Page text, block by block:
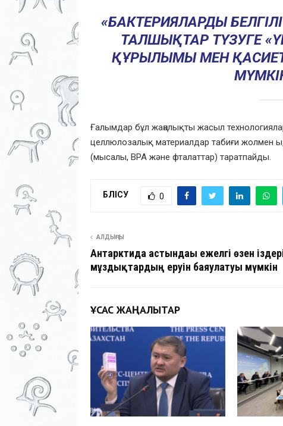
«БАКТЕРИЯЛАРДЫ
ТАЛШЫҚТАР ТҮЗУГЕ
ҚҰРЫЛЫМЫ МЕН
Ғалымдар бұл жаңалықты жасыл
целлюлозалық материалдар табиғи жолмен
(мысалы, BPA және фталаттар) таратпайды.
БӨЛІСУ 0
АЛДЫҢҒЫ
Антарктида астындағы ежелгі өзен
мұздықтардың еруін баяулатуы мүмкін
ҰҚСАС ЖАҢАЛЫҚТАР